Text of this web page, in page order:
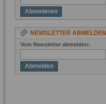
Abonnieren
NEWSLETTER ABMELDEN
Vom Newsletter abmelden:
Abmelden